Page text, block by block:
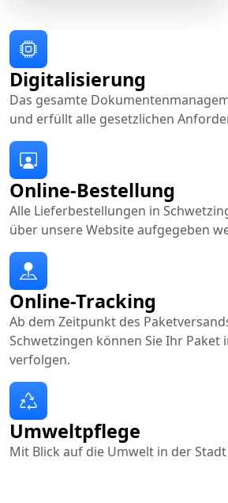
Online-Bestellung
Alle Lieferbestellungen in
über unsere Website aufgegeben
Online-Tracking
Ab dem Zeitpunkt des
Schwetzingen können Sie Ihr Paket
verfolgen.
Digitalisierung
Das gesamte
und erfüllt alle gesetzlichen
Umweltpflege
Mit Blick auf die Umwelt in der